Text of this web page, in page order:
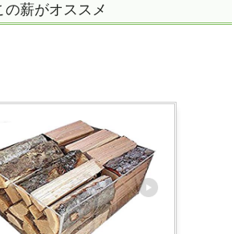
の薪がオススメ